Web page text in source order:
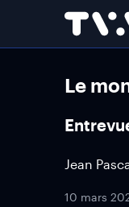
Le
Jean
10 mars